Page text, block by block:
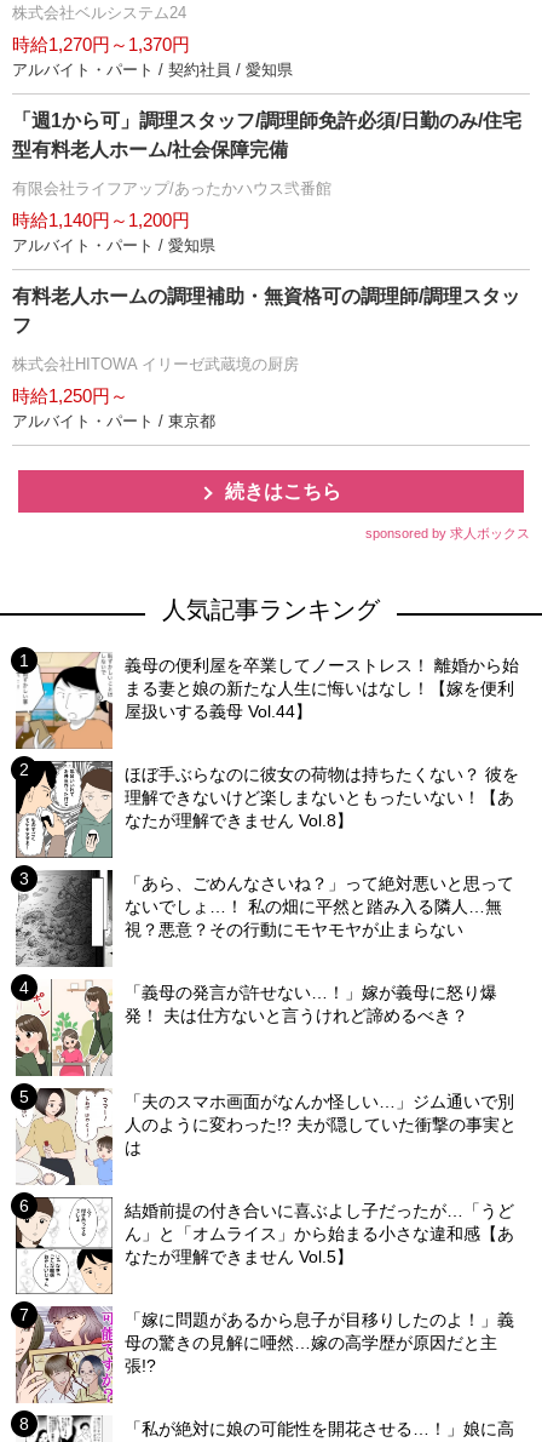
株式会社ベルシステム24
時給1,270円～1,370円
アルバイト・パート / 契約社員 / 愛知県
「週1から可」調理スタッフ/調理師免許必須/日勤のみ/住宅
型有料老人ホーム/社会保障完備
有限会社ライフアップ/あったかハウス弐番館
時給1,140円～1,200円
アルバイト・パート / 愛知県
有料老人ホームの調理補助・無資格可の調理師/調理スタッ
フ
株式会社HITOWA イリーゼ武蔵境の厨房
時給1,250円～
アルバイト・パート / 東京都
続きはこちら
sponsored by 求人ボックス
人気記事ランキング
義母の便利屋を卒業してノーストレス！ 離婚から始
まる妻と娘の新たな人生に悔いはなし！【嫁を便利
屋扱いする義母 Vol.44】
ほぼ手ぶらなのに彼女の荷物は持ちたくない？ 彼を
理解できないけど楽しまないともったいない！【あ
なたが理解できません Vol.8】
「あら、ごめんなさいね？」って絶対悪いと思って
ないでしょ…！ 私の畑に平然と踏み入る隣人…無
視？悪意？その行動にモヤモヤが止まらない
「義母の発言が許せない…！」嫁が義母に怒り爆
発！ 夫は仕方ないと言うけれど諦めるべき？
「夫のスマホ画面がなんか怪しい…」ジム通いで別
人のように変わった!? 夫が隠していた衝撃の事実と
は
結婚前提の付き合いに喜ぶよし子だったが…「うど
ん」と「オムライス」から始まる小さな違和感【あ
なたが理解できません Vol.5】
「嫁に問題があるから息子が目移りしたのよ！」義
母の驚きの見解に唖然…嫁の高学歴が原因だと主
張!?
「私が絶対に娘の可能性を開花させる…！」娘に高